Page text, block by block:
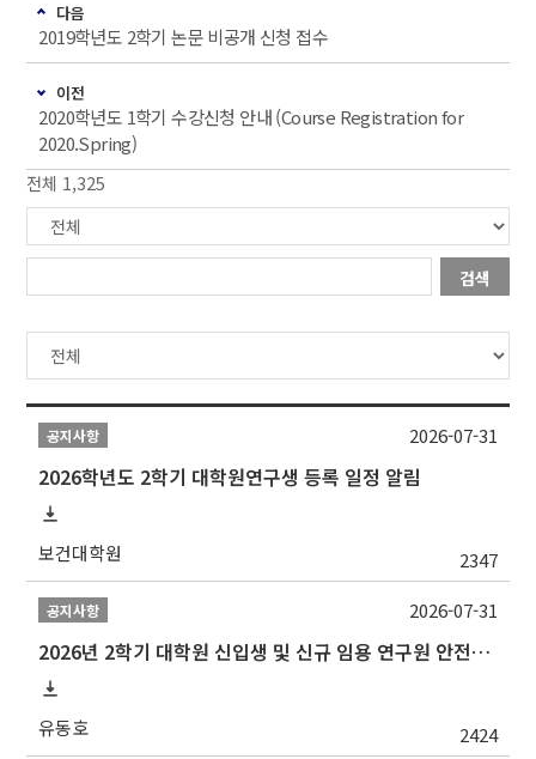
다음
2019학년도 2학기 논문 비공개 신청 접수
이전
2020학년도 1학기 수강신청 안내 (Course Registration for
2020.Spring)
전체 1,325
검색
공지사항
2026학년도 2학기 대학원연구생 등록 일정 알림
보건대학원 2347
2026-07-31
공지사항
2026년 2학기 대학원 신입생 및 신규 임용 연구원 안전환경교육(신규교육) 실시 안내
유동호 2424
2026-07-31